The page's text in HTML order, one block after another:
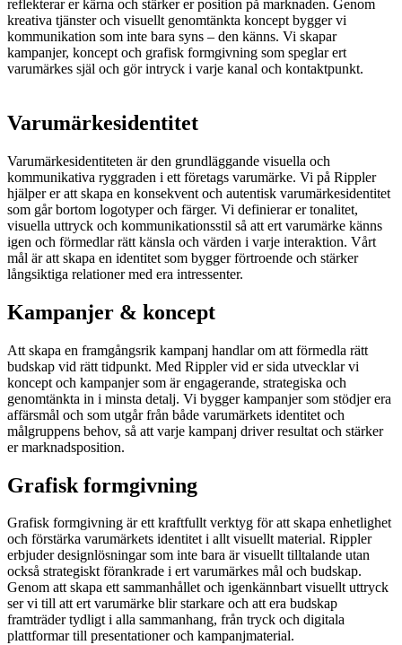
reflekterar er kärna och stärker er position på marknaden. Genom
kreativa tjänster och visuellt genomtänkta koncept bygger vi
kommunikation som inte bara syns – den känns. Vi skapar
kampanjer, koncept och grafisk formgivning som speglar ert
varumärkes själ och gör intryck i varje kanal och kontaktpunkt.
Varumärkesidentitet
Varumärkesidentiteten är den grundläggande visuella och
kommunikativa ryggraden i ett företags varumärke. Vi på Rippler
hjälper er att skapa en konsekvent och autentisk varumärkesidentitet
som går bortom logotyper och färger. Vi definierar er tonalitet,
visuella uttryck och kommunikationsstil så att ert varumärke känns
igen och förmedlar rätt känsla och värden i varje interaktion. Vårt
mål är att skapa en identitet som bygger förtroende och stärker
långsiktiga relationer med era intressenter.
Kampanjer & koncept
Att skapa en framgångsrik kampanj handlar om att förmedla rätt
budskap vid rätt tidpunkt. Med Rippler vid er sida utvecklar vi
koncept och kampanjer som är engagerande, strategiska och
genomtänkta in i minsta detalj. Vi bygger kampanjer som stödjer era
affärsmål och som utgår från både varumärkets identitet och
målgruppens behov, så att varje kampanj driver resultat och stärker
er marknadsposition.
Grafisk formgivning
Grafisk formgivning är ett kraftfullt verktyg för att skapa enhetlighet
och förstärka varumärkets identitet i allt visuellt material. Rippler
erbjuder designlösningar som inte bara är visuellt tilltalande utan
också strategiskt förankrade i ert varumärkes mål och budskap.
Genom att skapa ett sammanhållet och igenkännbart visuellt uttryck
ser vi till att ert varumärke blir starkare och att era budskap
framträder tydligt i alla sammanhang, från tryck och digitala
plattformar till presentationer och kampanjmaterial.